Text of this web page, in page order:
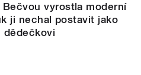
Bečvou vyrostla moderní
ji nechal postavit jako
dědečkovi